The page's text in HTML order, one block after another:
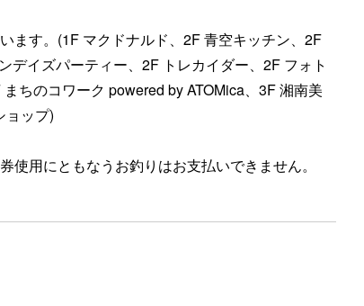
ます。(1F マクドナルド、2F 青空キッチン、2F
デイズパーティー、2F トレカイダー、2F フォト
ちのコワーク powered by ATOMica、3F 湘南美
ョップ)
使用にともなうお釣りはお支払いできません。